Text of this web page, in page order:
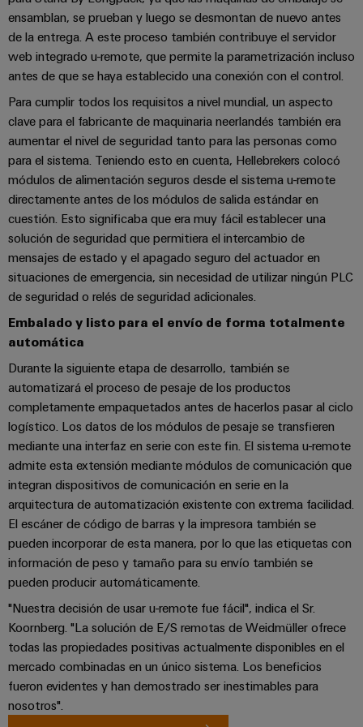
los
recursos
Energía
Tradicional
El
futuro
de
la
generación
energía
probada
Fabricantes
de
dispositivos
Soluciones
conectividad
innovadoras
dispositivos
Hidrógeno
El
hidrógeno
como
tecnología
clave
para
transición
energética
Infraestructura
edificios
Soluciones
para
las
necesidades
de
IoT
Industrial
Security
Plataforma
de
servicio
industrial
easyConnect
Software
para
IIoT
y
automatización
Soluciones
de
gestión
de
la
energía
Power
Plant
Controller
Fabricante
de
dispositivos
Bornes
y
conectores
de
medida
Fuentes
alimentación
Carcasas
para
componentes
electrónicos
Protección
contra
rayos
y
sobretensiones
PV
combiner
boxes
Distribuidores
de
bus
de
campo
Automatización
y
software
Monitorizadores
Sistemas
de
producto
Reparaciones
y
piezas
de
repuesto
Cursos
de
formación
y
seminarios
web
Opciones
pedido
digital
eShop
Interfaz
OCI
Interfaz
EDI
VISTA
PREVIA
partners
de
IIoT
y
Automatización
Encuentra
a
tu
partner
para
soluciones
de
IIoT
y
automatización
Eventos
y
ferias
Ferias
globales
y
eventos
Ferias
Locales
Experiencia
Digital
Carreras
profesionales
ensamblan, se prueban y luego se desmontan de nuevo antes
de la entrega. A este proceso también contribuye el servidor
web integrado u-remote, que permite la parametrización incluso
antes de que se haya establecido una conexión con el control.
Para cumplir todos los requisitos a nivel mundial, un aspecto
clave para el fabricante de maquinaria neerlandés también era
aumentar el nivel de seguridad tanto para las personas como
para el sistema. Teniendo esto en cuenta, Hellebrekers colocó
módulos de alimentación seguros desde el sistema u-remote
directamente antes de los módulos de salida estándar en
cuestión. Esto significaba que era muy fácil establecer una
solución de seguridad que permitiera el intercambio de
mensajes de estado y el apagado seguro del actuador en
situaciones de emergencia, sin necesidad de utilizar ningún PLC
de seguridad o relés de seguridad adicionales.
Embalado y listo para el envío de forma totalmente
automática
Durante la siguiente etapa de desarrollo, también se
automatizará el proceso de pesaje de los productos
completamente empaquetados antes de hacerlos pasar al ciclo
logístico. Los datos de los módulos de pesaje se transfieren
mediante una interfaz en serie con este fin. El sistema u-remote
admite esta extensión mediante módulos de comunicación que
integran dispositivos de comunicación en serie en la
arquitectura de automatización existente con extrema facilidad.
El escáner de código de barras y la impresora también se
pueden incorporar de esta manera, por lo que las etiquetas con
información de peso y tamaño para su envío también se
pueden producir automáticamente.
"Nuestra decisión de usar u-remote fue fácil", indica el Sr.
Koornberg. "La solución de E/S remotas de Weidmüller ofrece
todas las propiedades positivas actualmente disponibles en el
mercado combinadas en un único sistema. Los beneficios
fueron evidentes y han demostrado ser inestimables para
nosotros".